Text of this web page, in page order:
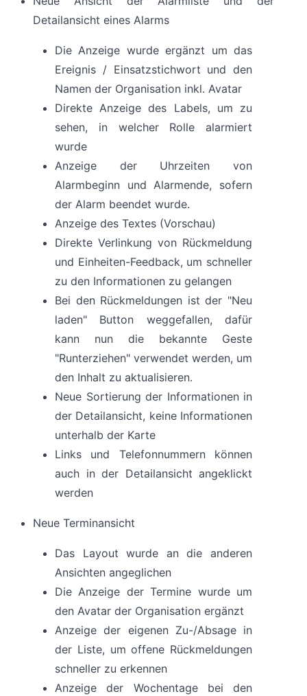
Detailansicht eines Alarms
Die Anzeige wurde ergänzt um das
Ereignis / Einsatzstichwort und den
Namen der Organisation inkl. Avatar
Direkte Anzeige des Labels, um zu
sehen, in welcher Rolle alarmiert
wurde
Anzeige der Uhrzeiten von
Alarmbeginn und Alarmende, sofern
der Alarm beendet wurde.
Anzeige des Textes (Vorschau)
Direkte Verlinkung von Rückmeldung
und Einheiten-Feedback, um schneller
zu den Informationen zu gelangen
Bei den Rückmeldungen ist der "Neu
laden" Button weggefallen, dafür
kann nun die bekannte Geste
"Runterziehen" verwendet werden, um
den Inhalt zu aktualisieren.
Neue Sortierung der Informationen in
der Detailansicht, keine Informationen
unterhalb der Karte
Links und Telefonnummern können
auch in der Detailansicht angeklickt
werden
Neue Terminansicht
Das Layout wurde an die anderen
Ansichten angeglichen
Die Anzeige der Termine wurde um
den Avatar der Organisation ergänzt
Anzeige der eigenen Zu-/Absage in
der Liste, um offene Rückmeldungen
schneller zu erkennen
Anzeige der Wochentage bei den